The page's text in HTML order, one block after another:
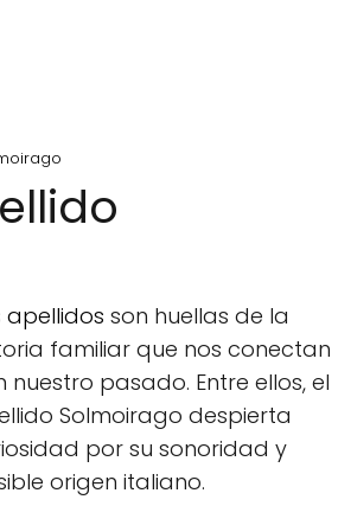
apellidos son huellas de la
familiar que nos conectan
nuestro pasado. Entre ellos, el
Solmoirago despierta
por su sonoridad y
origen italiano.